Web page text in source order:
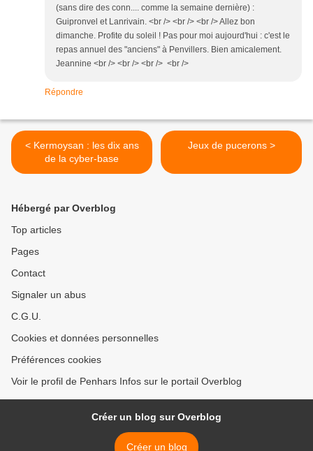
(sans dire des conn.... comme la semaine dernière) :
Guipronvel et Lanrivain. <br /> <br /> <br /> Allez bon
dimanche. Profite du soleil ! Pas pour moi aujourd'hui : c'est le
repas annuel des "anciens" à Penvillers. Bien amicalement.
Jeannine <br /> <br /> <br /> <br />
Répondre
< Kermoysan : les dix ans
de la cyber-base
Jeux de pucerons >
Hébergé par Overblog
Top articles
Pages
Contact
Signaler un abus
C.G.U.
Cookies et données personnelles
Préférences cookies
Voir le profil de Penhars Infos sur le portail Overblog
Créer un blog sur Overblog
Créer un blog